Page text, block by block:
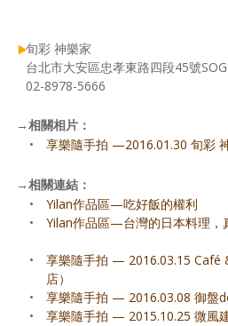
旬彩 神樂家
台北市大安區忠孝東路四段45號
02-8978-5666
→相關相片：
•
享樂隨手拍 —2016.01.30 旬彩
→相關連結：
•
Yilan作品區—吃好飯的權利
•
Yilan作品區—台灣的日本料理，
•
享樂隨手拍 — 2016.03.15 Café
店）
•
享樂隨手拍 — 2016.03.08 御盤
•
享樂隨手拍 — 2015.10.25 微風